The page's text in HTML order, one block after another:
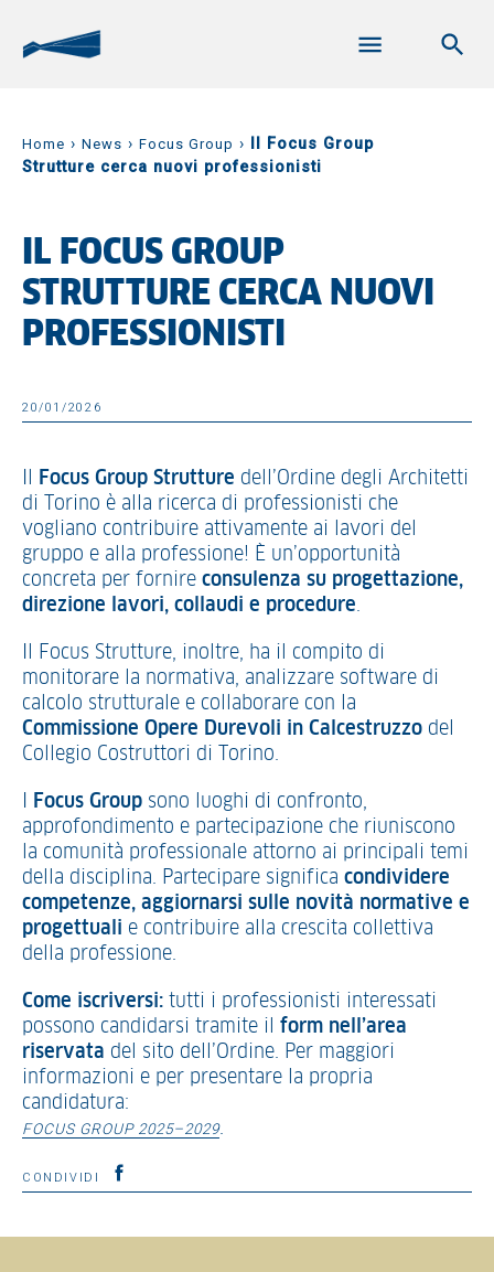
Home › News › Focus Group ›
Il Focus Group
Strutture cerca nuovi professionisti
IL FOCUS GROUP
STRUTTURE CERCA NUOVI
PROFESSIONISTI
20/01/2026
Focus Group Strutture dell’Ordine degli Architetti
di Torino è alla ricerca di professionisti che
vogliano contribuire attivamente ai lavori del
gruppo e alla professione! È un’opportunità
concreta per fornire consulenza su progettazione,
direzione lavori, collaudi e procedure.
Il Focus Strutture, inoltre, ha il compito di
monitorare la normativa, analizzare software di
calcolo strutturale e collaborare con la
Commissione Opere Durevoli in Calcestruzzo del
Collegio Costruttori di Torino.
Focus Group sono luoghi di confronto,
approfondimento e partecipazione che riuniscono
la comunità professionale attorno ai principali temi
della disciplina. Partecipare significa condividere
competenze, aggiornarsi sulle novità normative e
progettuali e contribuire alla crescita collettiva
della professione.
Come iscriversi: tutti i professionisti interessati
possono candidarsi tramite il form nell’area
riservata del sito dell’Ordine. Per maggiori
informazioni e per presentare la propria
candidatura:
FOCUS GROUP 2025–2029.
CONDIVIDI